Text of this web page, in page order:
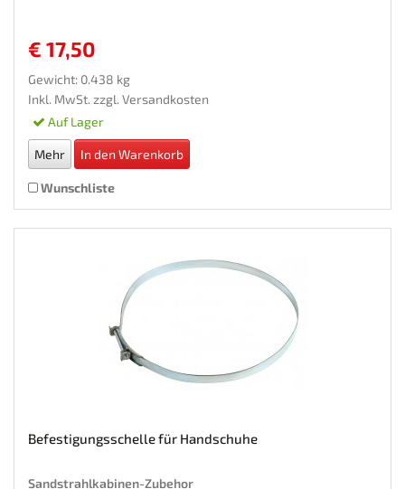
€ 17,50
Gewicht: 0.438 kg
Inkl. MwSt. zzgl. Versandkosten
Auf Lager
Mehr In den Warenkorb
Wunschliste
Befestigungsschelle für Handschuhe
Sandstrahlkabinen-Zubehor